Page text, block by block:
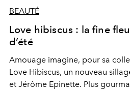
BEAUTÉ
Love hibiscus : la fine
d’été
Amouage imagine, pour sa
Love Hibiscus, un nouveau
et Jérôme Epinette. Plus